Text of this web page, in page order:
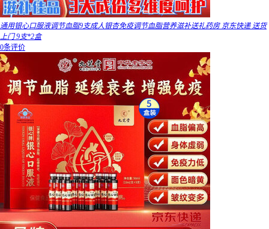
通用银心口服液调节血脂9支成人银杏免疫调节血脂营养滋补送礼药房 京东快递 送货
上门 9支*2盒
0条评价